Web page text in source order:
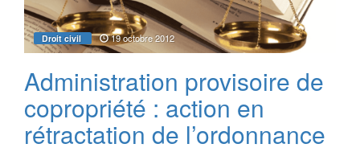
Droit civil 19 octobre 2012
Administration provisoire de
copropriété : action en
rétractation de l’ordonnance